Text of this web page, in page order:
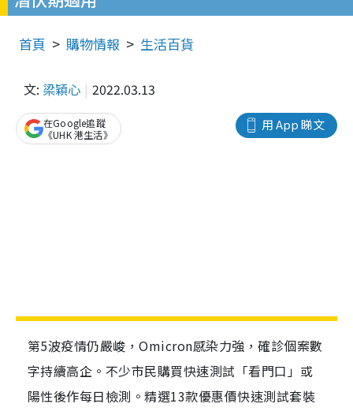
首頁 購物情報 生活百貨
文: 梁穎心 2022.03.13
用 App 睇文
在Google追蹤
《UHK 港生活》
第5波疫情仍嚴峻，Omicron感染力強，確診個案數
字持續高企。不少市民購買快速測試「看門口」或
陽性後作每日檢測。精選13款優惠價快速測試套裝